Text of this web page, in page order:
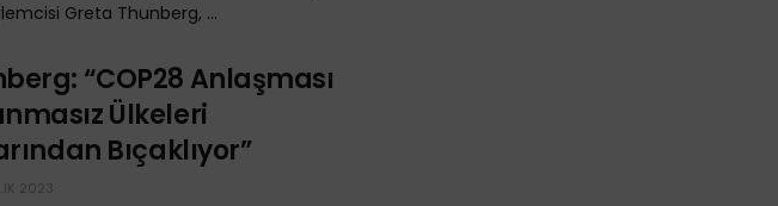
Greta Thunberg, ...
“COP28 Anlaşması
Ülkeleri
Bıçaklıyor”
2023